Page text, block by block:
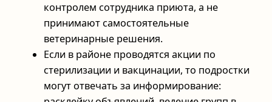
контролем сотрудника приюта, а не
принимают самостоятельные
ветеринарные решения.
Если в районе проводятся акции по
стерилизации и вакцинации, то подростки
могут отвечать за информирование: